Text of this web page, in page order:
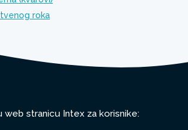
roka
web stranicu Intex za korisnike: